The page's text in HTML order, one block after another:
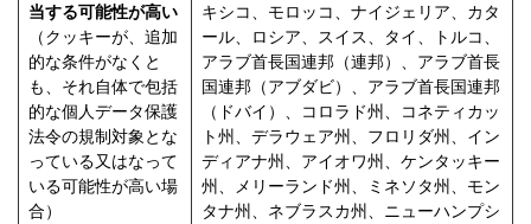
当する可能性が高い
（クッキーが、追加
的な条件がなくと
も、それ自体で包括
的な個人データ保護
法令の規制対象とな
っている又はなって
いる可能性が高い場
合）
キシコ、モロッコ、ナイジェリア、カタ
ール、ロシア、スイス、タイ、トルコ、
アラブ首長国連邦（連邦）、アラブ首長
国連邦（アブダビ）、アラブ首長国連邦
（ドバイ）、コロラド州、コネティカッ
ト州、デラウェア州、フロリダ州、イン
ディアナ州、アイオワ州、ケンタッキー
州、メリーランド州、ミネソタ州、モン
タナ州、ネブラスカ州、ニューハンプシ